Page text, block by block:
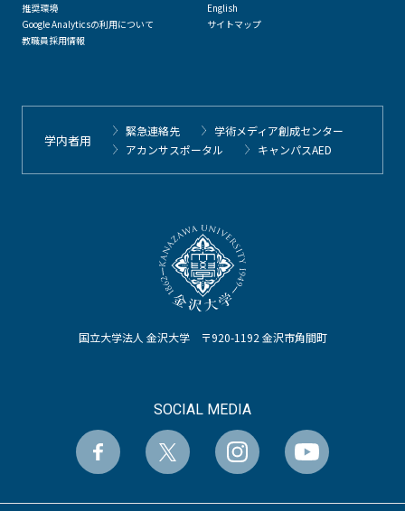
国立大学法人 金沢大学 〒920-1192 金沢市角間町
SOCIAL MEDIA
推奨環境
Google Analyticsの利用について
教職員採用情報
English
サイトマップ
学内者用
緊急連絡先
学術メディア創成センター
アカンサスポータル
キャンパスAED